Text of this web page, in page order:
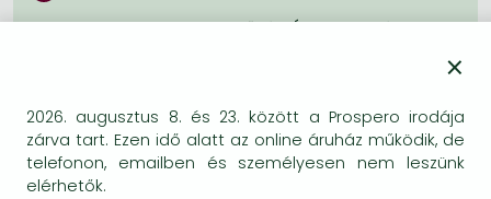
Frieren manga
Bizonytalan a beszerezhetőség. Érdemes még
×
2026. augusztus 8. és 23. között a Prospero irodája
zárva tart. Ezen idő alatt az online áruház működik, de
telefonon, emailben és személyesen nem leszünk
elérhetők.